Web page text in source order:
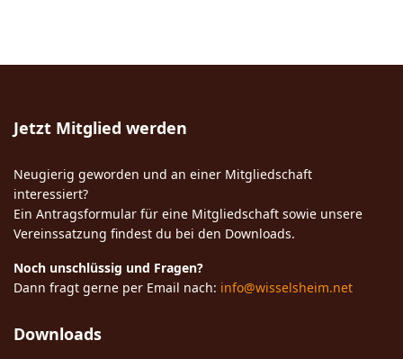
Jetzt Mitglied werden
Neugierig geworden und an einer Mitgliedschaft
interessiert?
Ein Antragsformular für eine Mitgliedschaft sowie unsere
Vereinssatzung findest du bei den Downloads.
Noch unschlüssig und Fragen?
Dann fragt gerne per Email nach: info@wisselsheim.net
Downloads